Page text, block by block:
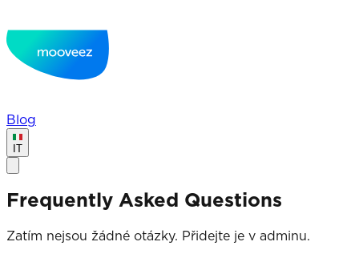
Blog
IT
Frequently Asked Questions
Zatím nejsou žádné otázky. Přidejte je v adminu.